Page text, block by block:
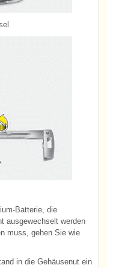
Batterie, die
ausgewechselt werden
muss, gehen Sie wie
in die Gehäusenut ein